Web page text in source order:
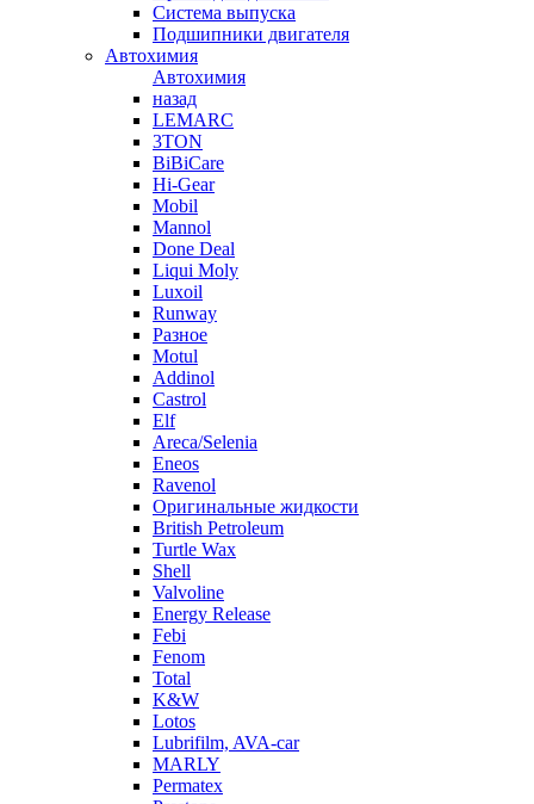
Система выпуска
Подшипники двигателя
Автохимия
Автохимия
назад
LEMARC
3TON
BiBiCare
Hi-Gear
Mobil
Mannol
Done Deal
Liqui Moly
Luxoil
Runway
Разное
Motul
Addinol
Castrol
Elf
Areca/Selenia
Eneos
Ravenol
Оригинальные жидкости
British Petroleum
Turtle Wax
Shell
Valvoline
Energy Release
Febi
Fenom
Total
K&W
Lotos
Lubrifilm, AVA-car
MARLY
Permatex